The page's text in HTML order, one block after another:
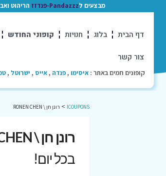
מבצעים לPandazzz-פנדזז הריהוט ואביזרי
דף הבית בלוג חנויות קופוני החודש
צור קשר
קופונים חמים באתר : איסימו ,פנדה ,אייס , ישרוטל ,
ICOUPONS
> רונן חן \ RONEN CHEN
רונן חן \ RONEN CHEN קופונים
בכל יום!